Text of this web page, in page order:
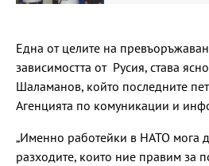
Една от целите на
зависимостта от Русия, става
Шаламанов, който последните
Агенцията по комуникации и
„Именно работейки в НАТО мога
разходите, които ние правим за